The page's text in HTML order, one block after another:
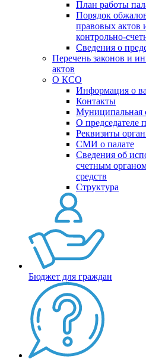
План работы
Порядок
правовых
контрольно-
Сведения о
Перечень законов и
актов
О КСО
Информация о
Контакты
Муниципальная
О председателе
Реквизиты
СМИ о палате
Сведения об
счетным
средств
Структура
Бюджет для граждан